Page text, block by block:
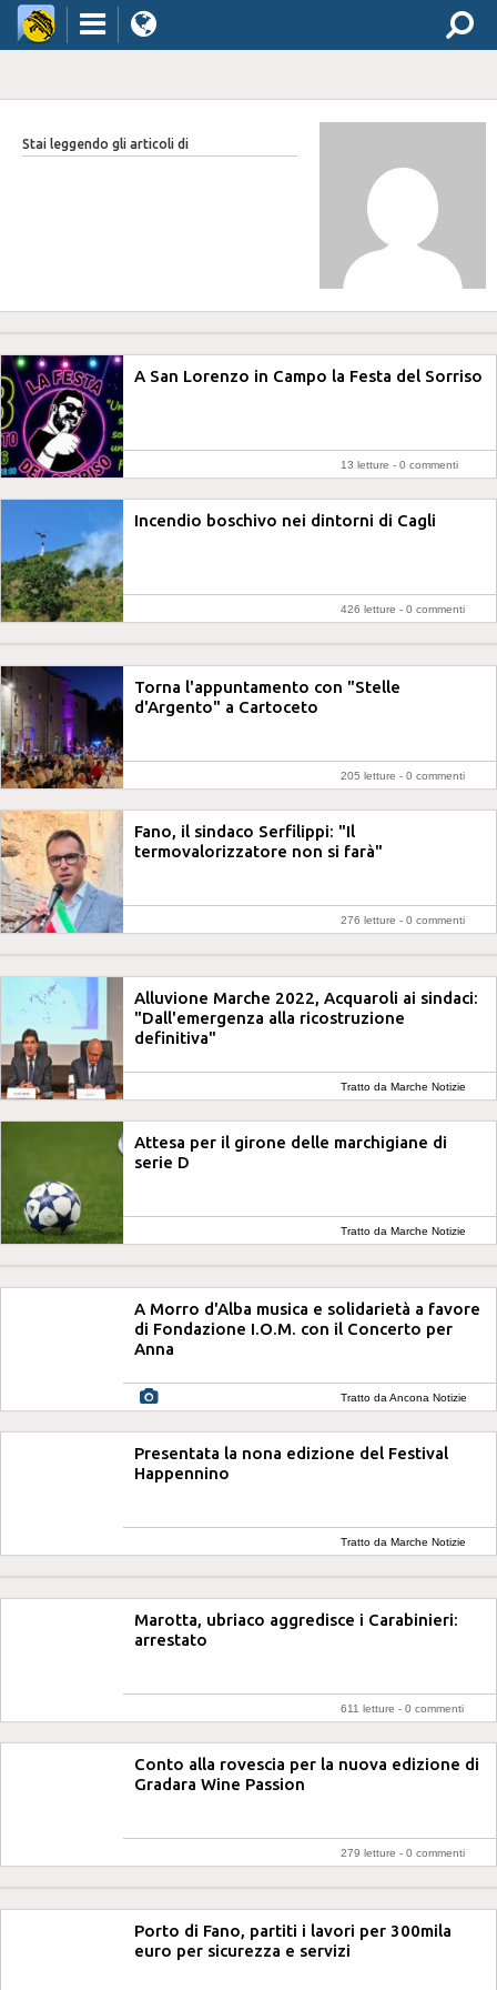
Stai leggendo gli articoli di
A San Lorenzo in Campo la Festa del Sorriso
13 letture - 0 commenti
Incendio boschivo nei dintorni di Cagli
426 letture - 0 commenti
Torna l'appuntamento con "Stelle
d'Argento" a Cartoceto
205 letture - 0 commenti
Fano, il sindaco Serfilippi: "Il
termovalorizzatore non si farà"
276 letture - 0 commenti
Alluvione Marche 2022, Acquaroli ai sindaci:
"Dall'emergenza alla ricostruzione
definitiva"
Tratto da Marche Notizie
Attesa per il girone delle marchigiane di
serie D
Tratto da Marche Notizie
A Morro d'Alba musica e solidarietà a favore
di Fondazione I.O.M. con il Concerto per
Anna
Tratto da Ancona Notizie
Presentata la nona edizione del Festival
Happennino
Tratto da Marche Notizie
Marotta, ubriaco aggredisce i Carabinieri:
arrestato
611 letture - 0 commenti
Conto alla rovescia per la nuova edizione di
Gradara Wine Passion
279 letture - 0 commenti
Porto di Fano, partiti i lavori per 300mila
euro per sicurezza e servizi